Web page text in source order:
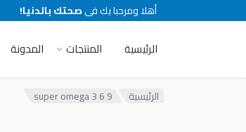
أهلا ومرحبا بك فىصحتك بالدنيا!
الرئيسية المنتجات المدونة
الرئيسية super omega 3 6 9